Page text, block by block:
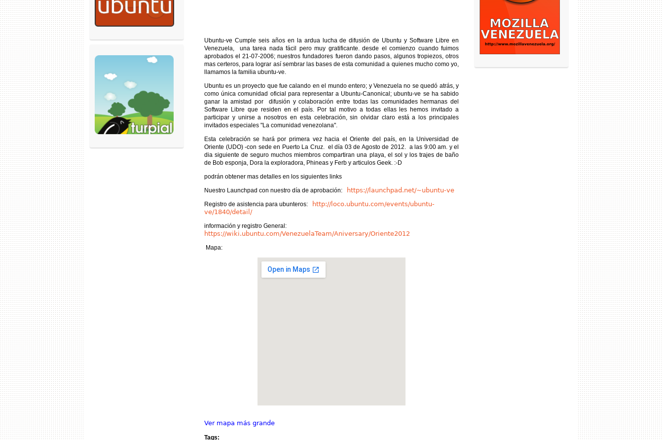
Ubuntu-ve Cumple seis años en la ardua lucha de difusión de Ubuntu y Software Libre en
Venezuela, una tarea nada fácil pero muy gratificante. desde el comienzo cuando fuimos
aprobados el 21-07-2006; nuestros fundadores fueron dando pasos, algunos tropiezos, otros
mas certeros, para lograr así sembrar las bases de esta comunidad a quienes mucho como yo,
llamamos la familia ubuntu-ve.
Ubuntu es un proyecto que fue calando en el mundo entero; y Venezuela no se quedó atrás, y
como única comunidad oficial para representar a Ubuntu-Canonical; ubuntu-ve se ha sabido
ganar la amistad por difusión y colaboración entre todas las comunidades hermanas del
Software Libre que residen en el país. Por tal motivo a todas ellas les hemos invitado a
participar y unirse a nosotros en esta celebración, sin olvidar claro está a los principales
invitados especiales "La comunidad venezolana".
Esta celebración se hará por primera vez hacia el Oriente del país, en la Universidad de
Oriente (UDO) -con sede en Puerto La Cruz. el día 03 de Agosto de 2012. a las 9:00 am. y el
dia siguiente de seguro muchos miembros compartiran una playa, el sol y los trajes de baño
de Bob esponja, Dora la exploradora, Phineas y Ferb y articulos Geek. :-D
podrán obtener mas detalles en los siguientes links
Nuestro Launchpad con nuestro día de aprobación:
https://launchpad.net/~ubuntu-ve
Registro de asistencia para ubunteros:
http://loco.ubuntu.com/events/ubuntu-
ve/1840/detail/
información y registro General:
https://wiki.ubuntu.com/VenezuelaTeam/Aniversary/Oriente2012
Mapa:
Ver mapa más grande
Tags: